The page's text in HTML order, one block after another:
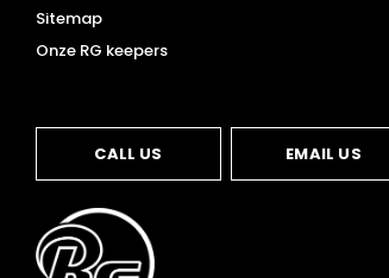
Sitemap
Onze RG keepers
CALL US EMAIL US